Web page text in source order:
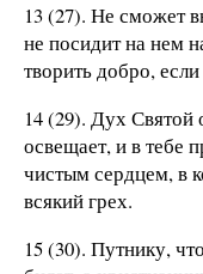
13 (27). Не сможет
не посидит на нем
творить добро,
14 (29). Дух Святой
освещает, и в тебе
чистым сердцем, в
всякий грех.
15 (30). Путнику,